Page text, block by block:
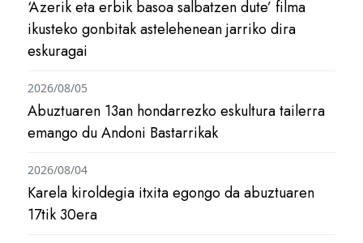
‘Azerik eta erbik basoa salbatzen dute’ filma
ikusteko gonbitak astelehenean jarriko dira
eskuragai
Abuztuaren 13an hondarrezko eskultura tailerra
emango du Andoni Bastarrikak
2026/08/05
Karela kiroldegia itxita egongo da abuztuaren
17tik 30era
2026/08/04